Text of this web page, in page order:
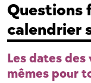
Questions
calendrier
Les dates
mêmes pour